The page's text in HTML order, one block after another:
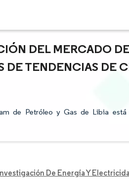
DEL MERCADO
DE TENDENCIAS DE
de Petróleo y Gas de Libia
De Energía Y